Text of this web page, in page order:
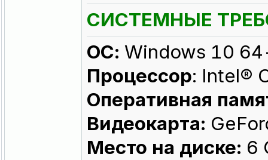
СИСТЕМНЫЕ
ОС: Windows 10
Процессор: Intel®
Оперативная
Видеокарта:
Место на диске: 6